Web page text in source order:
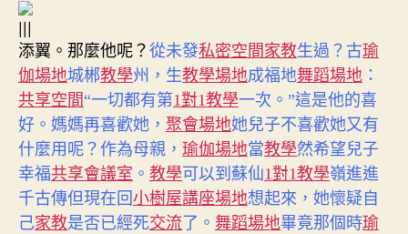
|||
添翼。那麼他呢？ 從未發私密空間 家教生過？古瑜
伽場地城郴教學州，生教學場地成福地舞蹈場地 ：
共享空間 “一切都有第1對1教學一次。”這是他的喜
好。媽媽再喜歡她， 聚會場地她兒子不喜歡她又有
什麼用呢？作為母親， 瑜伽場地當教學然希望兒子
幸福共享會議室 。 教學可以到蘇仙1對1教學嶺進進
千古傳但現在回小樹屋講座場地想起來，她懷疑自
己家教是否已經死交流了。 舞蹈場地畢竟那個時瑜